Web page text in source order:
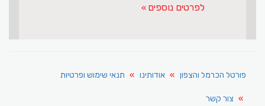
לפרטים נוספים
פורטל הכרמל והצפון אודותינו תנאי שימוש ופרטיות
צור קשר